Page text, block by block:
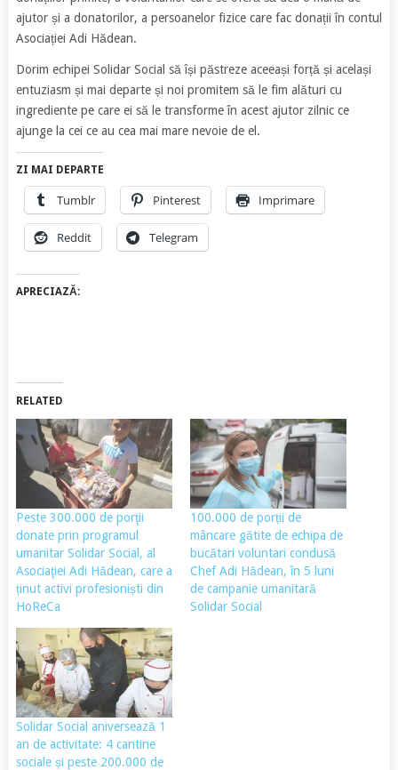
ajutor și a donatorilor, a persoanelor fizice care fac donații în contul
Asociației Adi Hădean.
Dorim echipei Solidar Social să își păstreze aceeași forță și același
entuziasm și mai departe și noi promitem să le fim alături cu
ingrediente pe care ei să le transforme în acest ajutor zilnic ce
ajunge la cei ce au cea mai mare nevoie de el.
ZI MAI DEPARTE
Tumblr Pinterest Imprimare
Reddit Telegram
APRECIAZĂ:
RELATED
Peste 300.000 de porţii
donate prin programul
umanitar Solidar Social, al
Asociaţiei Adi Hădean, care a
ținut activi profesioniști din
HoReCa
100.000 de porții de
mâncare gătite de echipa de
bucătari voluntari condusă
Chef Adi Hădean, în 5 luni
de campanie umanitară
Solidar Social
Solidar Social aniversează 1
an de activitate: 4 cantine
sociale și peste 200.000 de